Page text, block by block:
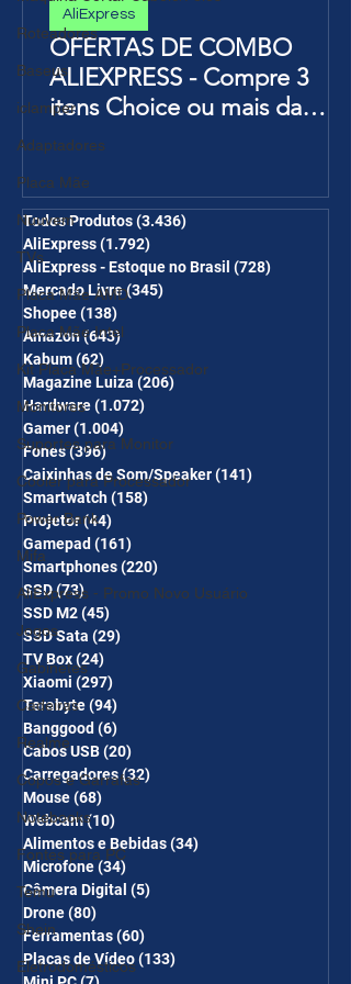
Roteadores
Baseus
iclamper
Adaptadores
Placa Mãe
Nuuvem
TVs
Placa Mãe AMD
Placa Mãe Intel
Kit Placa Mãe+Processador
Monitores
Suportes para Monitor
Cooler para Processador
Power Bank
Mifa
AliExpress - Promo Novo Usuário
Jogos
Gabinetes
Cadeiras
Realme
Copos e Garrafas
Notebooks
Fontes para PC
Temu
Shein
Eletrodomésticos
OFERTAS DE COMBO
ALIEXPRESS - Compre 3
itens Choice ou mais da
Página de Promoções e
desc em 6 itens/R$25 de
desc em 10 itens) OS
CUPONS SÃO VÁLIDOS NO
COMBO
AliExpress
Todos Produtos(3.436)
AliExpress(1.792)
AliExpress - Estoque no Brasil (728)
Mercado Livre(345)
Shopee(138)
Amazon(643)643 posts
Kabum(62) 62 posts
Magazine Luiza (206)
Hardware(1.072)
Gamer(1.004)
Fones(396)396 posts
Caixinhas de Som/Speaker(141)
Smartwatch(158)
Projetor(44)
Gamepad (161)
Smartphones(220)
SSD(73)73 posts
SSD M2(45)
SSD Sata (29)
TV Box(24)
Xiaomi (297)
Terabyte(94)
Banggood (6)
Cabos USB(20)
Carregadores(32)
Mouse(68)
Webcam(10)
Alimentos e Bebidas(34)
Microfone(34)
Câmera Digital (5)
Drone(80)
Ferramentas(60)
Placas de Vídeo(133)